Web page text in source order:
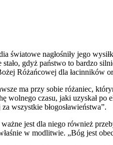
światowe nagłośniły jego
stało, gdyż państwo to bardzo
Różańcowej dla łacinników
ma przy sobie różaniec,
wolnego czasu, jaki uzyskał
wszystkie błogosławieństwa”.
ważne jest dla niego również
w modlitwie. „Bóg jest